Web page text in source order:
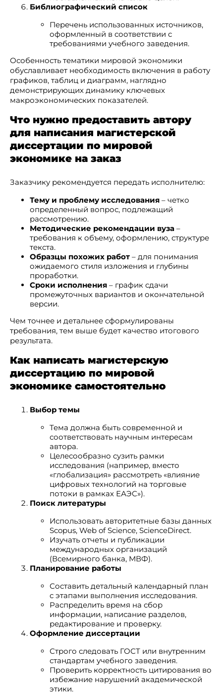
Библиографический список
Перечень использованных источников,
оформленный в соответствии с
требованиями учебного заведения.
Особенность тематики мировой экономики
обуславливает необходимость включения в работу
графиков, таблиц и диаграмм, наглядно
демонстрирующих динамику ключевых
макроэкономических показателей.
Что нужно предоставить автору
для написания магистерской
диссертации по мировой
экономике на заказ
Заказчику рекомендуется передать исполнителю:
Тему и проблему исследования – четко
определенный вопрос, подлежащий
рассмотрению.
Методические рекомендации вуза –
требования к объему, оформлению, структуре
текста.
Образцы похожих работ – для понимания
ожидаемого стиля изложения и глубины
проработки.
Сроки исполнения – график сдачи
промежуточных вариантов и окончательной
версии.
Чем точнее и детальнее сформулированы
требования, тем выше будет качество итогового
результата.
Как написать магистерскую
диссертацию по мировой
экономике самостоятельно
Выбор темы
Тема должна быть современной и
соответствовать научным интересам
автора.
Целесообразно сузить рамки
исследования (например, вместо
«глобализация» рассмотреть «влияние
цифровых технологий на торговые
потоки в рамках ЕАЭС»).
Поиск литературы
Использовать авторитетные базы данных
Scopus, Web of Science, ScienceDirect.
Изучать отчеты и публикации
международных организаций
(Всемирного банка, МВФ).
Планирование работы
Составить детальный календарный план
с этапами выполнения исследования.
Распределить время на сбор
информации, написание разделов,
редактирование и проверку.
Оформление диссертации
Строго следовать ГОСТ или внутренним
стандартам учебного заведения.
Проверить корректность цитирования во
избежание нарушений академической
этики.